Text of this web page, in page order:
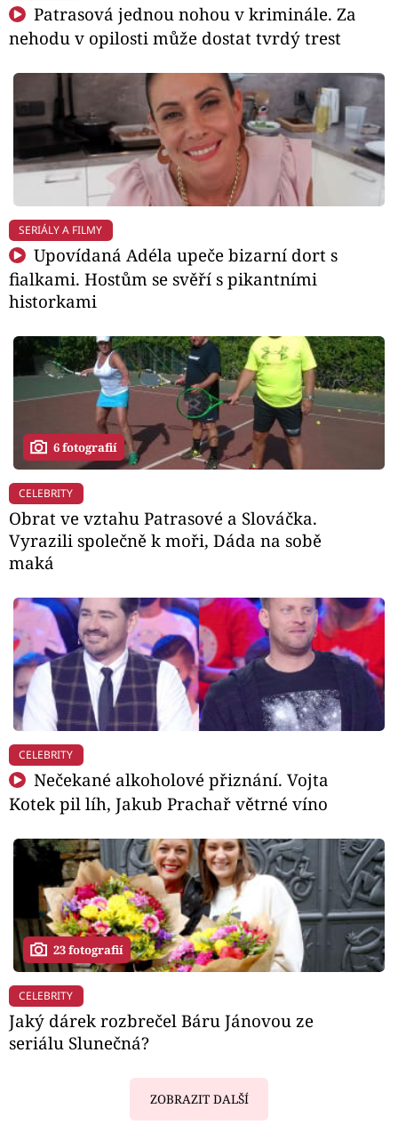
Patrasová jednou nohou v kriminále. Za
nehodu v opilosti může dostat tvrdý trest
SERIÁLY A FILMY
Upovídaná Adéla upeče bizarní dort s
fialkami. Hostům se svěří s pikantními
historkami
6 fotografií
CELEBRITY
Obrat ve vztahu Patrasové a Slováčka.
Vyrazili společně k moři, Dáda na sobě
maká
CELEBRITY
Nečekané alkoholové přiznání. Vojta
Kotek pil líh, Jakub Prachař větrné víno
23 fotografií
CELEBRITY
Jaký dárek rozbrečel Báru Jánovou ze
seriálu Slunečná?
ZOBRAZIT DALŠÍ